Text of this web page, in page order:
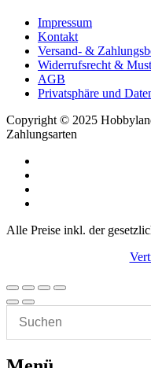
Impressum
Kontakt
Versand- &
Widerrufsrecht &
AGB
Privatsphäre und
Copyright © 2025
Zahlungsarten
Alle Preise inkl. der